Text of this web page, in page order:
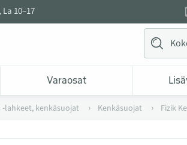
10–17
Varaosat
lahkeet, kenkäsuojat Kenkäsuojat Fizik